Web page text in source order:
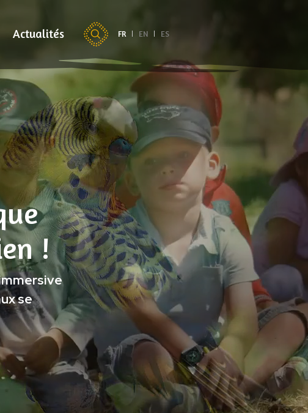
Actualités FR EN ES
!
se